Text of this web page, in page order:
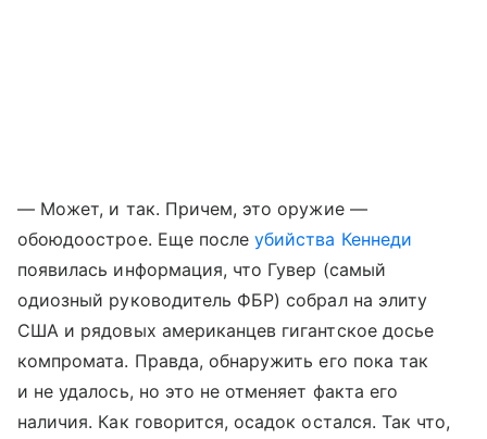
— Может, и так. Причем, это оружие —
обоюдоострое. Еще послеубийства Кеннеди
появилась информация, что Гувер (самый
одиозный руководитель ФБР) собрал на элиту
США и рядовых американцев гигантское досье
компромата. Правда, обнаружить его пока так
и не удалось, но это не отменяет факта его
наличия. Как говорится, осадок остался. Так что,